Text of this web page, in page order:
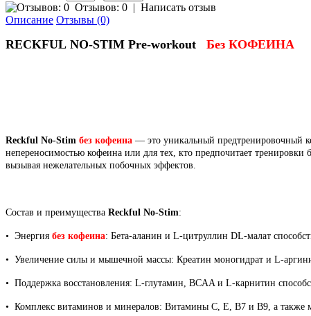
Отзывов: 0 | Написать отзыв
Описание Отзывы (0)
RECKFUL NO-STIM Pre-workout Без КОФЕИНА
Reckful No-Stim без кофеина — это уникальный предтренировочный
непереносимостью кофеина или для тех, кто предпочитает тренировки
вызывая нежелательных побочных эффектов.
Состав и преимущества Reckful No-Stim:
• Энергия без кофеина: Бета-аланин и L-цитруллин DL-малат
• Увеличение силы и мышечной массы: Креатин моногидрат и L-
• Поддержка восстановления: L-глутамин, BCAA и L-карнитин
• Комплекс витаминов и минералов: Витамины C, E, B7 и B9, а